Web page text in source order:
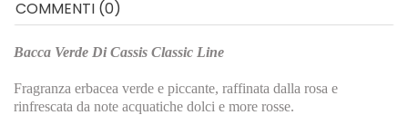
COMMENTI (0)
Bacca Verde Di Cassis Classic Line
Fragranza erbacea verde e piccante, raffinata dalla rosa e
rinfrescata da note acquatiche dolci e more rosse.